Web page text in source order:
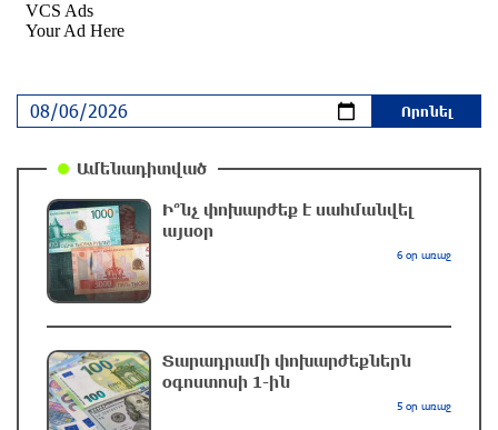
Քարը քարին չեն թողնի. «Փաստ»
վարչական շրջաններում և բոլոր 10
մարզերում
ՔՊ հնաբնակները խիստ հիասթափված են
«Եթե չկա տնտեսական ինքնիշխանություն,
Ամենադիտված
Ի՞նչ փոխարժեք է սահմանվել
այսօր
6 օր առաջ
Տարադրամի փոխարժեքներն
օգոստոսի 1-ին
5 օր առաջ